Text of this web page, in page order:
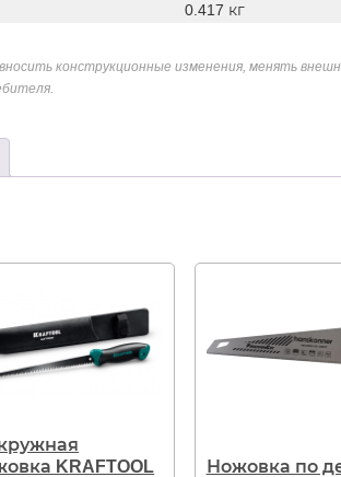
0.417 кг
конструкционные изменения, менять
KRAFTOOL
Ножовка по